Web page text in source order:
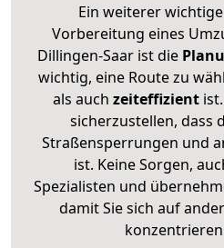
Ein weiterer
Vorbereitung eines
Dillingen-Saar ist die
wichtig, eine Route zu
als auch zeiteffizientist.
sicherzustellen, dass
Straßensperrungen und
ist. Keine Sorgen,
Spezialisten und
damit Sie sich auf